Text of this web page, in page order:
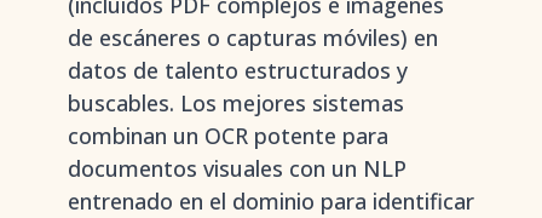
de escáneres o capturas móviles) en
datos de talento estructurados y
buscables. Los mejores sistemas
combinan un OCR potente para
documentos visuales con un NLP
entrenado en el dominio para identificar